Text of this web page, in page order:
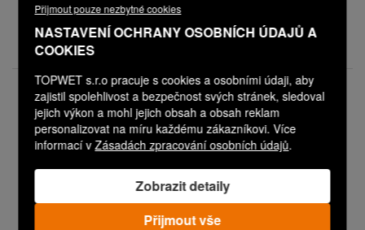
Přijmout pouze nezbytné cookies
NASTAVENÍ OCHRANY OSOBNÍCH ÚDAJŮ A
COOKIES
TOPWET s.r.o pracuje s cookies a osobními údaji, aby
zajistil spolehlivost a bezpečnost svých stránek, sledoval
jejich výkon a mohl jejich obsah a obsah reklam
personalizovat na míru každému zákazníkovi. Více
informací vZásadách zpracování osobních údajů.
Zobrazit detaily
Přijmout vše
Vaše cena:3 170,00 Kč
V08P3010M3071PN00PD00
TW SAN BZ 110 EPDM ELEVATE SA
FLASHING
Sanační vpust pro nezateplené střechy
s integrovanou EPDM manžetou
3 470,00 Kč